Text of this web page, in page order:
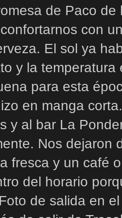
de Paco de
con
El sol ya
y la temperatura
para esta
en manga
y al bar La
Nos dejaron
fresca y un café
del horario
de salida en